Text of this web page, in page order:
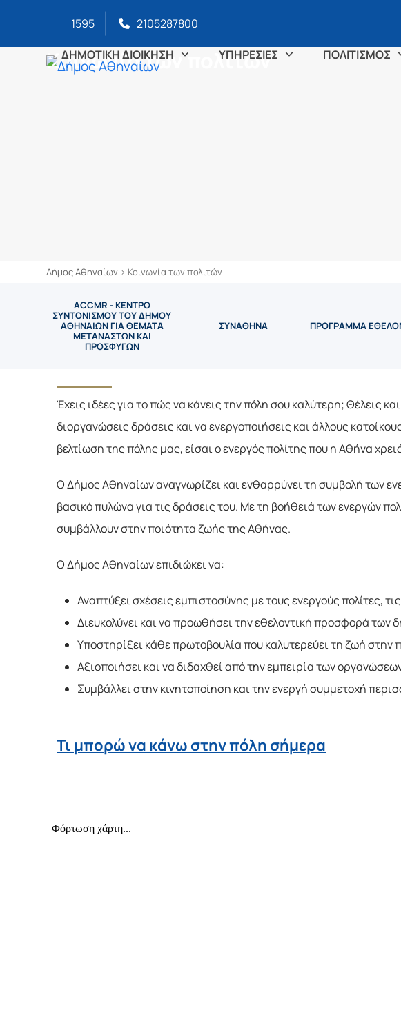
content
περιεχόμενο1595 2105287800
ΔΗΜΟΤΙΚΗ ΔΙΟΙΚΗΣΗ ΥΠΗΡΕΣΙΕΣ ΠΟΛΙΤΙΣΜΟΣ
Κοινωνία των πολιτών
Δήμος Αθηναίων > Κοινωνία των πολιτών
Έχεις ιδέες για το πώς να κάνεις την πόλη σου καλύτερη; Θέλεις
διοργανώσεις δράσεις και να ενεργοποιήσεις και άλλους
βελτίωση της πόλης μας, είσαι ο ενεργός πολίτης που η Αθήνα
Ο Δήμος Αθηναίων αναγνωρίζει και ενθαρρύνει τη συμβολή των
βασικό πυλώνα για τις δράσεις του. Με τη βοήθειά των ενεργών
συμβάλλουν στην ποιότητα ζωής της Αθήνας.
Ο Δήμος Αθηναίων επιδιώκει να:
Αναπτύξει σχέσεις εμπιστοσύνης με τους ενεργούς πολίτες,
Διευκολύνει και να προωθήσει την εθελοντική προσφορά των
Υποστηρίξει κάθε πρωτοβουλία που καλυτερεύει τη ζωή στην
Αξιοποιήσει και να διδαχθεί από την εμπειρία των
Συμβάλλει στην κινητοποίηση και την ενεργή συμμετοχή
ACCMR - ΚΕΝΤΡΟ
ΣΥΝΤΟΝΙΣΜΟΥ ΤΟΥ ΔΗΜΟΥ
ΑΘΗΝΑΙΩΝ ΓΙΑ ΘΕΜΑΤΑ
ΜΕΤΑΝΑΣΤΩΝ ΚΑΙ
ΠΡΟΣΦΥΓΩΝ
ΣΥΝΑΘΗΝΑ ΠΡΟΓΡΑΜΜΑ
Τι μπορώ να κάνω στην πόλη σήμερα